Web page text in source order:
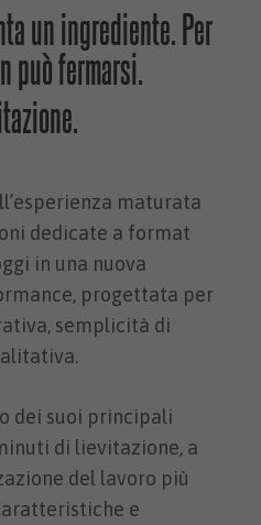
un ingrediente. Per
può fermarsi.
maturata
dedicate a format
in una nuova
progettata per
semplicità di
dei suoi principali
di lievitazione, a
del lavoro più
e